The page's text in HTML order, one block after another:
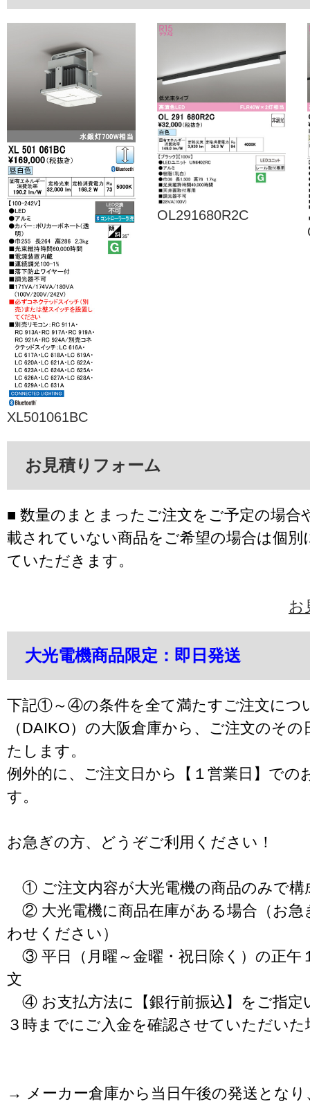
XL501061BC
OL291680R2C
お見積りフォーム
■ 数量のまとまったご注文をご予定の場合
載されていない商品をご希望の場合は個別
ていただきます。
お
大光電機商品限定：即日発送
下記①～④の条件を全て満たすご注文につ
（DAIKO）の大阪倉庫から、ご注文のそ
たします。
例外的に、ご注文日から【１営業日】での
す。
お急ぎの方、どうぞご利用ください！
① ご注文内容が大光電機の商品のみで構
② 大光電機に商品在庫がある場合（お急
わせください）
③ 平日（月曜～金曜・祝日除く）の正午
文
④ お支払方法に【銀行前振込】をご指定
３時までにご入金を確認させていただいた
→ メーカー倉庫から当日午後の発送となり